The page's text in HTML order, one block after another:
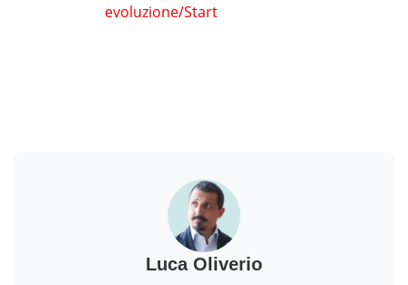
evoluzione/Start
Luca Oliverio